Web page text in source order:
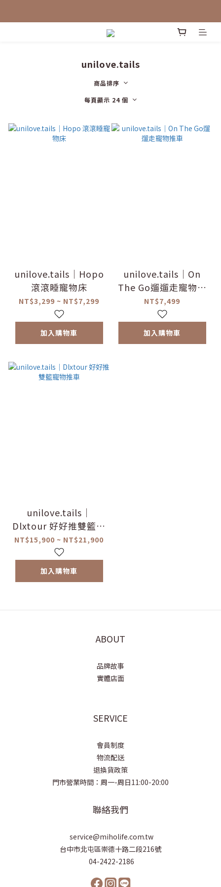
unilove.tails
商品排序
每頁顯示 24 個
unilove.tails｜Hopo
滾滾睡寵物床
NT$3,299 ~ NT$7,299
加入購物車
unilove.tails｜On
The Go遛遛走寵物推
車
NT$7,499
加入購物車
unilove.tails｜
Dlxtour 好好推雙籃寵
物推車
NT$15,900 ~ NT$21,900
加入購物車
ABOUT
品牌故事
實體店面
SERVICE
會員制度
物流配送
退換貨政策
門市營業時間：周一-周日11:00-20:00
聯絡我們
service@miholife.com.tw
台中市北屯區崇德十路二段216號
04-2422-2186